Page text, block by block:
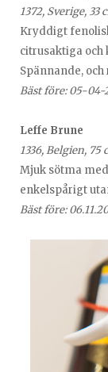
1372, Sverige, 33
Kryddigt
citrusaktiga
Spännande,
Bäst före: 05-04-
Leffe Brune
1336, Belgien, 75
Mjuk sötma
enkelspårigt
Bäst före: